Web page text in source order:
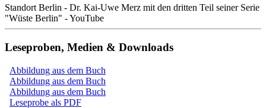
Standort Berlin - Dr. Kai-Uwe Merz mit den dritten Teil seiner Serie
"Wüste Berlin" - YouTube
Leseproben, Medien & Downloads
Abbildung aus dem Buch
Abbildung aus dem Buch
Abbildung aus dem Buch
Leseprobe als PDF